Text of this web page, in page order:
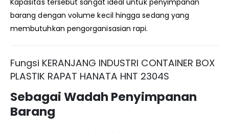
Kapasitas tersebut sangat ideal untuk penyimpanan
barang dengan volume kecil hingga sedang yang
membutuhkan pengorganisasian rapi.
Fungsi KERANJANG INDUSTRI CONTAINER BOX
PLASTIK RAPAT HANATA HNT 2304S
Sebagai Wadah Penyimpanan
Barang